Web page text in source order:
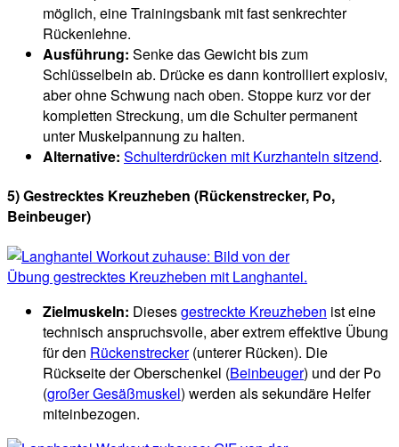
möglich, eine Trainingsbank mit fast senkrechter
Rückenlehne.
Ausführung: Senke das Gewicht bis zum
Schlüsselbein ab. Drücke es dann kontrolliert explosiv,
aber ohne Schwung nach oben. Stoppe kurz vor der
kompletten Streckung, um die Schulter permanent
unter Muskelpannung zu halten.
Alternative: Schulterdrücken mit Kurzhanteln sitzend.
5)Gestrecktes Kreuzheben (Rückenstrecker, Po,
Beinbeuger)
Zielmuskeln: Diesesgestreckte Kreuzheben ist eine
technisch anspruchsvolle, aber extrem effektive Übung
für den Rückenstrecker(unterer Rücken). Die
Rückseite der Oberschenkel (Beinbeuger) und der Po
(großer Gesäßmuskel) werden als sekundäre Helfer
miteinbezogen.